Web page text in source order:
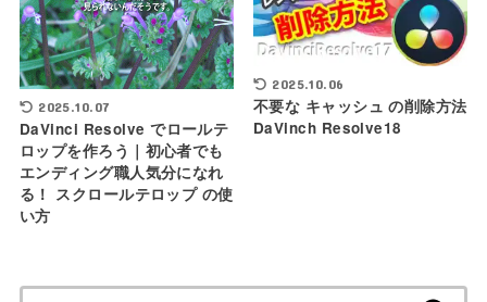
2025.10.07
DaVinci Resolve でロールテ
ロップを作ろう｜初心者でも
エンディング職人気分になれ
る！ スクロールテロップ の使
い方
2025.10.06
不要な キャッシュ の削除方法
DaVinch Resolve18